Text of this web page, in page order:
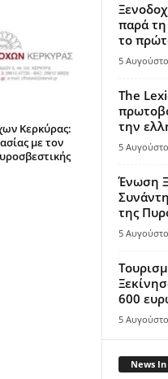
Κερκύρας:
με τον
παρά
το
5
The
την
5
Ένωση
της
5
600
5
News In